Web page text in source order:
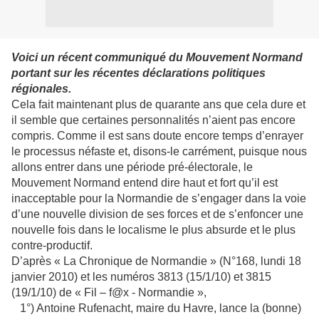
Voici un récent communiqué du Mouvement Normand
portant sur les récentes déclarations politiques
régionales.
Cela fait maintenant plus de quarante ans que cela dure et
il semble que certaines personnalités n’aient pas encore
compris. Comme il est sans doute encore temps d’enrayer
le processus néfaste et, disons-le carrément, puisque nous
allons entrer dans une période pré-électorale, le
Mouvement Normand entend dire haut et fort qu’il est
inacceptable pour la Normandie de s’engager dans la voie
d’une nouvelle division de ses forces et de s’enfoncer une
nouvelle fois dans le localisme le plus absurde et le plus
contre-productif.
D’après « La Chronique de Normandie » (N°168, lundi 18
janvier 2010) et les numéros 3813 (15/1/10) et 3815
(19/1/10) de « Fil – f@x - Normandie »,
1°) Antoine Rufenacht, maire du Havre, lance la (bonne)